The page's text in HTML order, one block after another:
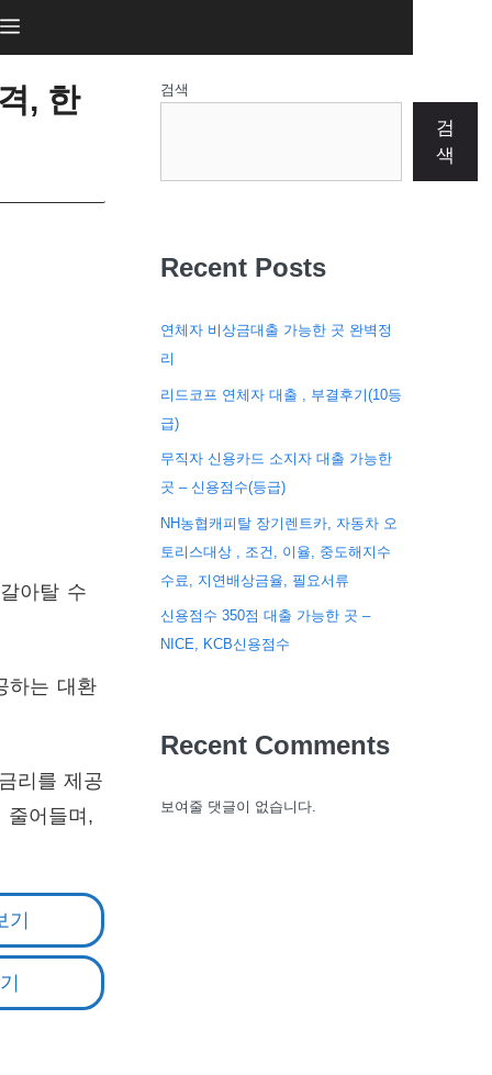
, 한
아탈 수
하는 대환
리를 제공
어들며,
기
검색
검
색
Recent Posts
연체자 비상금대출 가능한 곳 완벽정
리
리드코프 연체자 대출 , 부결후기(10등
급)
무직자 신용카드 소지자 대출 가능한
곳 – 신용점수(등급)
NH농협캐피탈 장기렌트카, 자동차 오
토리스대상 , 조건, 이율, 중도해지수
수료, 지연배상금율, 필요서류
신용점수 350점 대출 가능한 곳 –
NICE, KCB신용점수
Recent Comments
보여줄 댓글이 없습니다.